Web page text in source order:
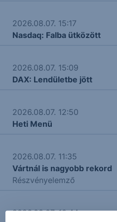
2026.08.07. 15:17
Nasdaq: Falba ütközött
2026.08.07. 15:09
DAX: Lendületbe jött
2026.08.07. 12:50
Heti Menü
2026.08.07. 11:35
Vártnál is nagyobb rekord
Részvényelemző
2026.08.07. 10:44